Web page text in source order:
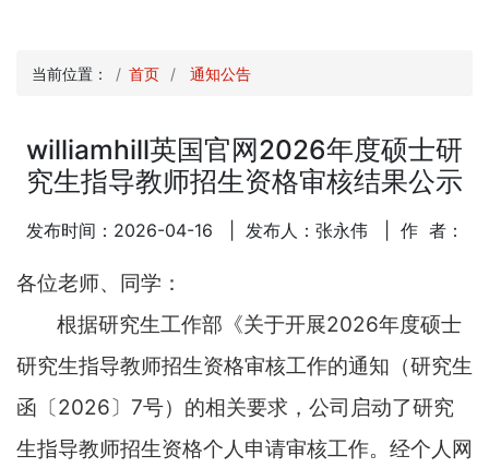
当前位置： 首页 通知公告
williamhill英国官网2026年度硕士研
究生指导教师招生资格审核结果公示
发布时间：2026-04-16 | 发布人：张永伟 | 作 者：
各位老师、同学：
根据研究生工作部《关于开展2026年度硕士
研究生指导教师招生资格审核工作的通知（研究生
函〔2026〕 7号）的相关要求，公司启动了研究
生指导教师招生资格个人申请审核工作。经个人网